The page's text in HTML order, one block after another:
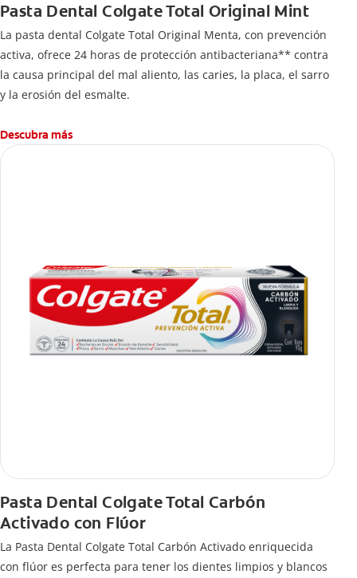
Pasta Dental Colgate Total Original Mint
La pasta dental Colgate Total Original Menta, con prevención
activa, ofrece 24 horas de protección antibacteriana** contra
la causa principal del mal aliento, las caries, la placa, el sarro
y la erosión del esmalte.
Descubra más
Pasta Dental Colgate Total Carbón
Activado con Flúor
La Pasta Dental Colgate Total Carbón Activado enriquecida
con flúor es perfecta para tener los dientes limpios y blancos